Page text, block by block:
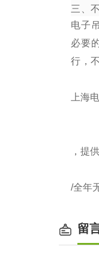
三、
电子
必要
行，
上海
，提
/全年
留